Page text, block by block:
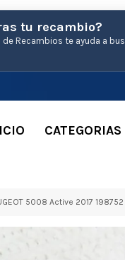
tu recambio?
de Recambios te ayuda a
CATEGORIAS
5008 Active 2017 198752